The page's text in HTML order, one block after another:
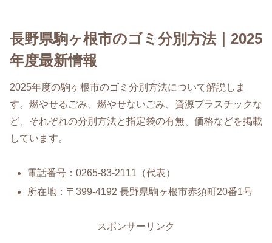
長野県駒ヶ根市のゴミ分別方法｜2025
年度最新情報
2025年度の駒ヶ根市のゴミ分別方法について解説しま
す。燃やせるごみ、燃やせないごみ、資源プラスチックな
ど、それぞれの分別方法と指定袋の有無、価格などを掲載
しています。
電話番号：0265-83-2111（代表）
所在地：〒399-4192 長野県駒ヶ根市赤須町20番1号
スポンサーリンク